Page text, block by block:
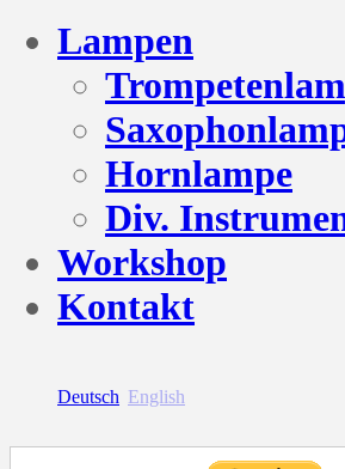
Lampen
Hornlampe
Div.
Workshop
Kontakt
Deutsch English